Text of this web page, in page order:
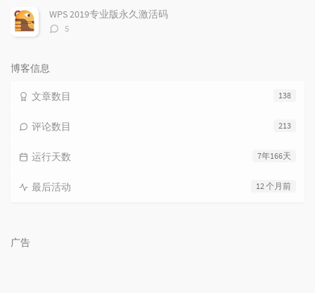
数：
WPS 2019专业版永久激活码
评
5
博客信息
138
文章数目
213
评论数目
7年166天
运行天数
12 个月前
最后活动
广告